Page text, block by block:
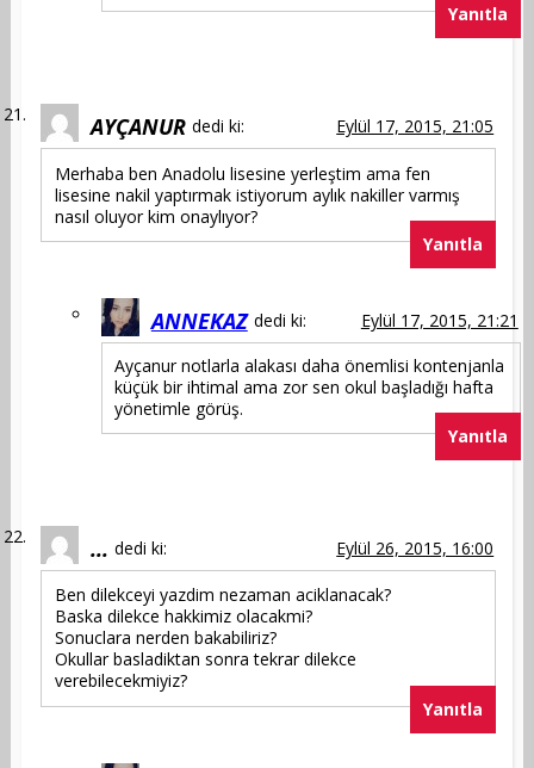
Yanıtla
AYÇANUR dedi ki: Eylül 17, 2015, 21:05
Merhaba ben Anadolu lisesine yerleştim ama fen
lisesine nakil yaptırmak istiyorum aylık nakiller varmış
nasıl oluyor kim onaylıyor?
Yanıtla
ANNEKAZ dedi ki: Eylül 17, 2015, 21:21
Ayçanur notlarla alakası daha önemlisi kontenjanla
küçük bir ihtimal ama zor sen okul başladığı hafta
yönetimle görüş.
Yanıtla
... dedi ki: Eylül 26, 2015, 16:00
Ben dilekceyi yazdim nezaman aciklanacak?
Baska dilekce hakkimiz olacakmi?
Sonuclara nerden bakabiliriz?
Okullar basladiktan sonra tekrar dilekce
verebilecekmiyiz?
Yanıtla